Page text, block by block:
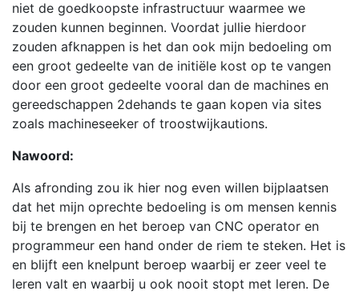
niet de goedkoopste infrastructuur waarmee we
zouden kunnen beginnen. Voordat jullie hierdoor
zouden afknappen is het dan ook mijn bedoeling om
een groot gedeelte van de initiële kost op te vangen
door een groot gedeelte vooral dan de machines en
gereedschappen 2dehands te gaan kopen via sites
zoals machineseeker of troostwijkautions.
Nawoord:
Als afronding zou ik hier nog even willen bijplaatsen
dat het mijn oprechte bedoeling is om mensen kennis
bij te brengen en het beroep van CNC operator en
programmeur een hand onder de riem te steken. Het is
en blijft een knelpunt beroep waarbij er zeer veel te
leren valt en waarbij u ook nooit stopt met leren. De